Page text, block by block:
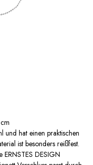
und hat einen praktischen
ist besonders reißfest.
DESIGN